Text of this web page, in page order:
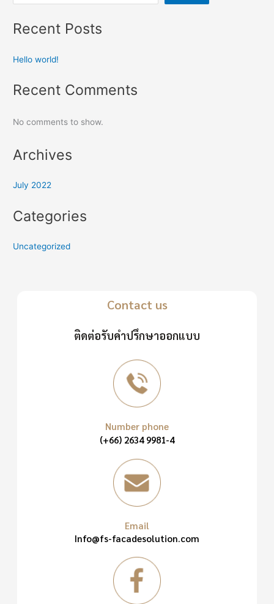
Recent Posts
Hello world!
Recent Comments
No comments to show.
Archives
July 2022
Categories
Uncategorized
Contact us
ติดต่อรับคำปรึกษาออกแบบ
Number phone
(+66) 2634 9981-4
Email
Info@fs-facadesolution.com